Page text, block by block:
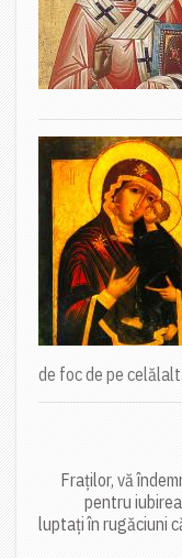
de foc de pe
Fraților, vă
pentru
luptați în rugăciuni